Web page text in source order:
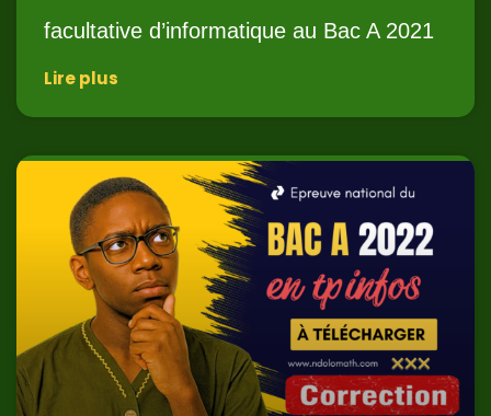
facultative d’informatique au Bac A 2021
Lire plus